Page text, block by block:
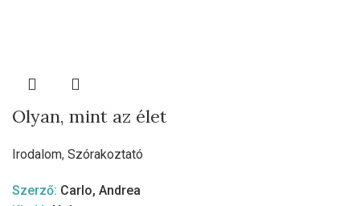
Olyan, mint az élet
Irodalom, Szórakoztató
Szerző: Carlo, Andrea